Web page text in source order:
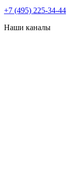
+7 (495) 225-34-44
Наши каналы